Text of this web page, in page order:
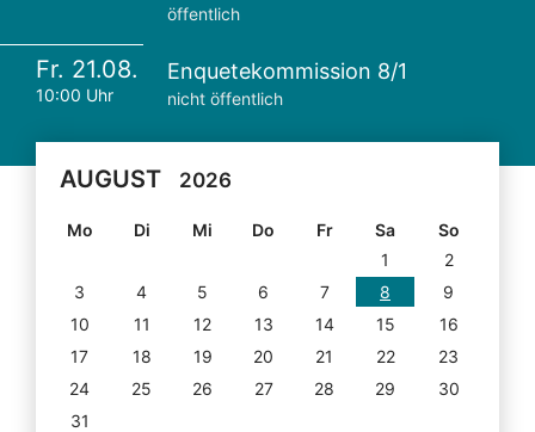
öffentlich
Fr. 21.08.
10:00 Uhr
Enquetekommission 8/1
nicht öffentlich
AUGUST 2026
Mo Di Mi Do Fr Sa
So
1
2
3
4 5 6 7 8
9
10
11 12 13 14 15
16
17
18 19 20 21 22
23
24
25 26 27 28 29
30
31